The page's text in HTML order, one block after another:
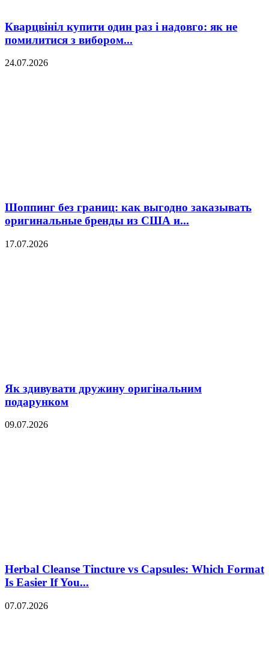
Кварцвініл купити один раз і надовго: як не
помилитися з вибором...
24.07.2026
Шоппинг без границ: как выгодно заказывать
оригинальные бренды из США и...
17.07.2026
Як здивувати дружину оригінальним
подарунком
09.07.2026
Herbal Cleanse Tincture vs Capsules: Which Format
Is Easier If You...
07.07.2026